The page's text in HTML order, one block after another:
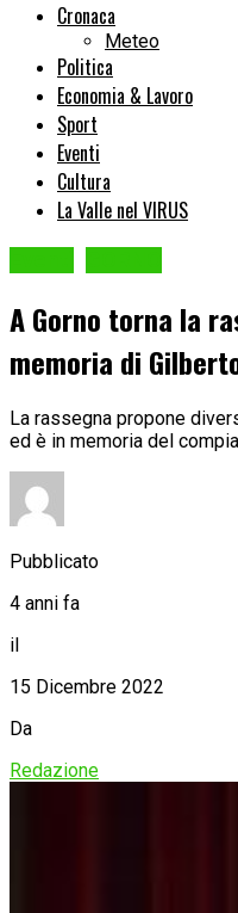
Cronaca
Meteo
Politica
Economia & Lavoro
Sport
Eventi
Cultura
La Valle nel VIRUS
A Gorno torna la
memoria di
La rassegna propone
ed è in memoria del
Pubblicato
4 anni fa
il
15 Dicembre 2022
Da
Redazione